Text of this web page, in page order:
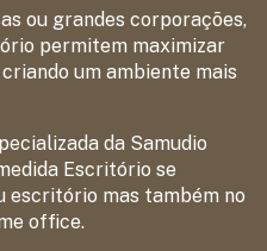
ou grandes corporações,
permitem maximizar
um ambiente mais
da Samudio
Escritório se
escritório mas também no
office.